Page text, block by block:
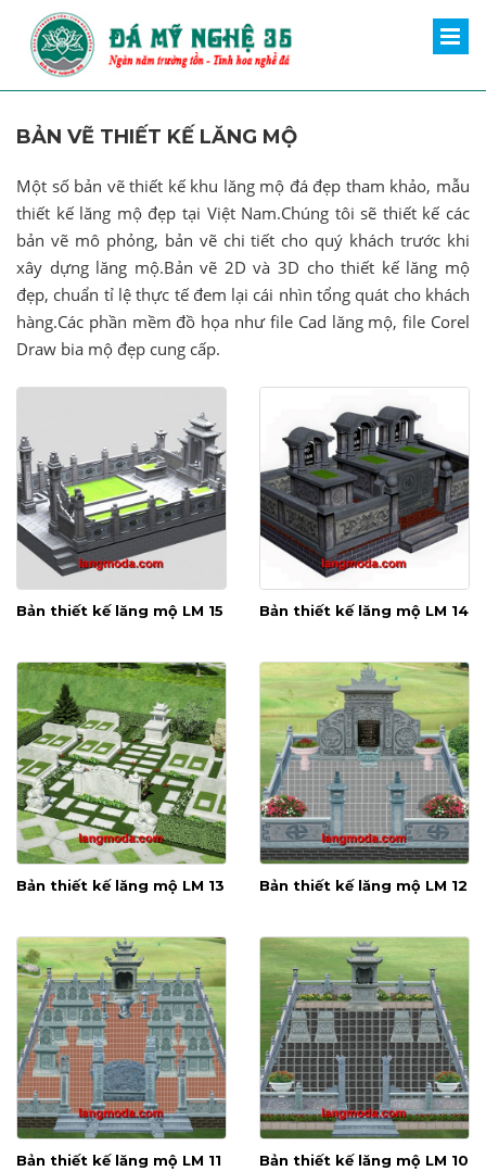
BẢN VẼ THIẾT KẾ LĂNG MỘ
Một số bản vẽ thiết kế khu lăng mộ đá đẹp tham khảo, mẫu
thiết kế lăng mộ đẹp tại Việt Nam.Chúng tôi sẽ thiết kế các
bản vẽ mô phỏng, bản vẽ chi tiết cho quý khách trước khi
xây dựng lăng mộ.Bản vẽ 2D và 3D cho thiết kế lăng mộ
đẹp, chuẩn tỉ lệ thực tế đem lại cái nhìn tổng quát cho khách
hàng.Các phần mềm đồ họa như file Cad lăng mộ, file Corel
Draw bia mộ đẹp cung cấp.
Bản thiết kế lăng mộ LM 15 Bản thiết kế lăng mộ LM 14
Bản thiết kế lăng mộ LM 13 Bản thiết kế lăng mộ LM 12
Bản thiết kế lăng mộ LM 11 Bản thiết kế lăng mộ LM 10